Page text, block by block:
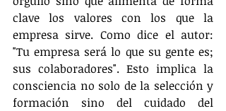
clave los valores con los que la
empresa sirve. Como dice el autor:
"Tu empresa será lo que su gente es;
sus colaboradores". Esto implica la
consciencia no solo de la selección y
formación sino del cuidado del